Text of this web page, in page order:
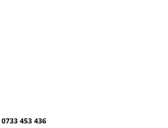
0733 453 436